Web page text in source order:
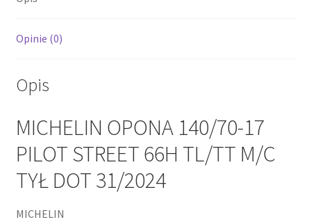
DOT
Opinie (0)
Opis
MICHELIN OPONA 140/70-17
PILOT STREET 66H TL/TT M/C
TYŁ DOT 31/2024
MICHELIN